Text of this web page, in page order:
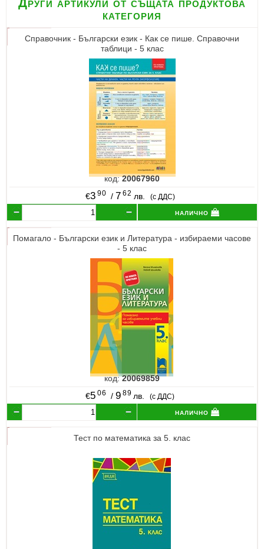
категория
Справочник - Български език - Как се пише. Справочни
таблици - 5 клас
код:20067960
€3 90 / 7 62 лв. (с ДДС)
налично
Помагало - Български език и Литература - избираеми часове
- 5 клас
код:20069859
€5 06 / 9 89 лв. (с ДДС)
налично
Тест по математика за 5. клас